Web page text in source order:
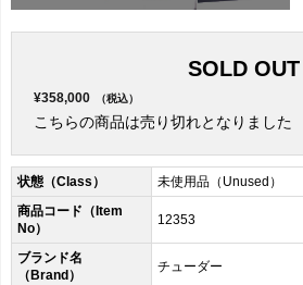
SOLD OUT
¥358,000 （税込）
こちらの商品は売り切れとなりました
状態（Class）
未使用品（Unused）
商品コード（Item
No）
12353
ブランド名
（Brand）
チューダー